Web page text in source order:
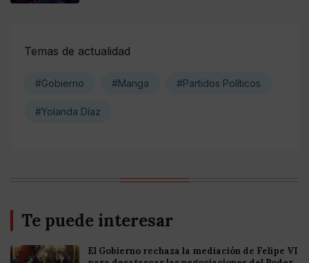
Temas de actualidad
#Gobierno #Manga #Partidos Políticos
#Yolanda Díaz
Te puede interesar
El Gobierno rechaza la mediación de Felipe VI